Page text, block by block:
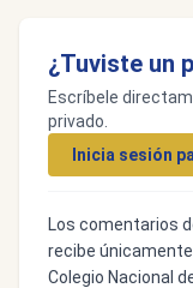
¿Tuviste un
Escríbele
privado.
Inicia sesión
Los comentarios
recibe
Colegio Nacional